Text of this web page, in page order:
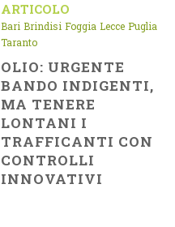
ARTICOLO
Bari Brindisi Foggia Lecce Puglia
Taranto
OLIO: URGENTE
BANDO INDIGENTI,
MA TENERE
LONTANI I
TRAFFICANTI CON
CONTROLLI
INNOVATIVI